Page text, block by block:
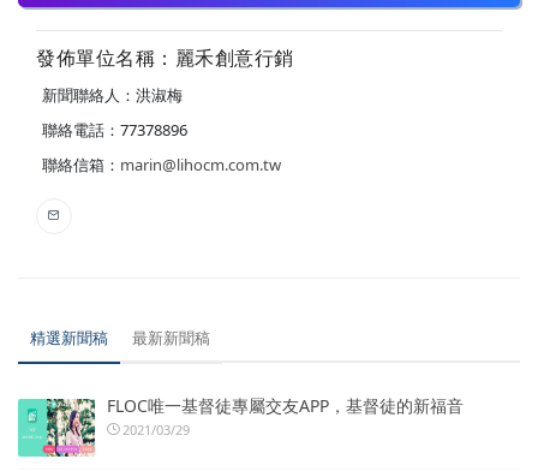
發佈單位名稱：麗禾創意行銷
新聞聯絡人：洪淑梅
聯絡電話：77378896
聯絡信箱： marin@lihocm.com.tw
精選新聞稿 最新新聞稿
FLOC唯一基督徒專屬交友APP，基督徒的新福音
2021/03/29